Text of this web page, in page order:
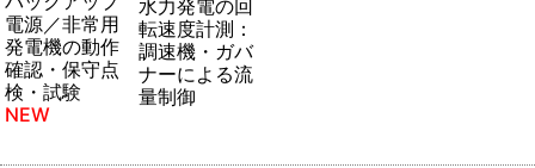
電源／非常用
発電機の動作
確認・保守点
検・試験
NEW
水力発電の回
転速度計測：
調速機・ガバ
ナーによる流
量制御